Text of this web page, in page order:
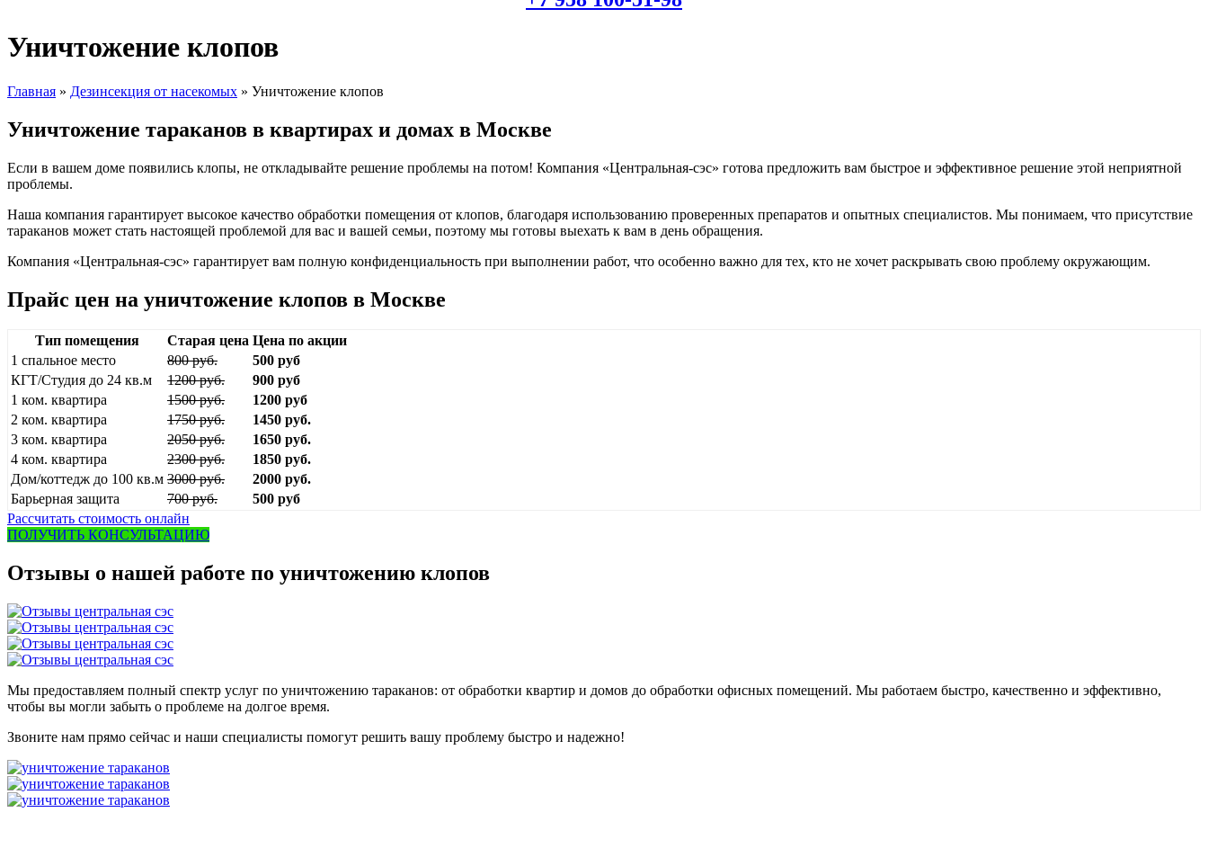
Уничтожение клопов
Главная » Дезинсекция от насекомых » Уничтожение клопов
Уничтожение тараканов в квартирах и домах в Москве
Если в вашем доме появились клопы, не откладывайте решение проблемы на потом! Компания «Центральная-сэс» готова предложить вам быстрое и эффективное решение этой неприятной
проблемы.
Наша компания гарантирует высокое качество обработки помещения от клопов, благодаря использованию проверенных препаратов и опытных специалистов. Мы понимаем, что присутствие
тараканов может стать настоящей проблемой для вас и вашей семьи, поэтому мы готовы выехать к вам в день обращения.
Компания «Центральная-сэс» гарантирует вам полную конфиденциальность при выполнении работ, что особенно важно для тех, кто не хочет раскрывать свою проблему окружающим.
Прайс цен на уничтожение клопов в Москве
Тип помещения Старая цена Цена по акции
1 спальное место
800 руб.
500 руб
КГТ/Студия до 24 кв.м
1200 руб.
900 руб
1 ком. квартира
1500 руб.
1200 руб
2 ком. квартира
1750 руб.
1450 руб.
3 ком. квартира
2050 руб.
1650 руб.
4 ком. квартира
2300 руб.
1850 руб.
Дом/коттедж до 100 кв.м 3000 руб.
2000 руб.
Барьерная защита
700 руб.
500 руб
Рассчитать стоимость онлайн
ПОЛУЧИТЬ КОНСУЛЬТАЦИЮ
Отзывы о нашей работе по уничтожению клопов
Мы предоставляем полный спектр услуг по уничтожению тараканов: от обработки квартир и домов до обработки офисных помещений. Мы работаем быстро, качественно и эффективно,
чтобы вы могли забыть о проблеме на долгое время.
Звоните нам прямо сейчас и наши специалисты помогут решить вашу проблему быстро и надежно!